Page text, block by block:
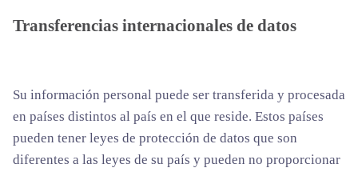
Transferencias internacionales de datos
Su información personal puede ser transferida y procesada
en países distintos al país en el que reside. Estos países
pueden tener leyes de protección de datos que son
diferentes a las leyes de su país y pueden no proporcionar